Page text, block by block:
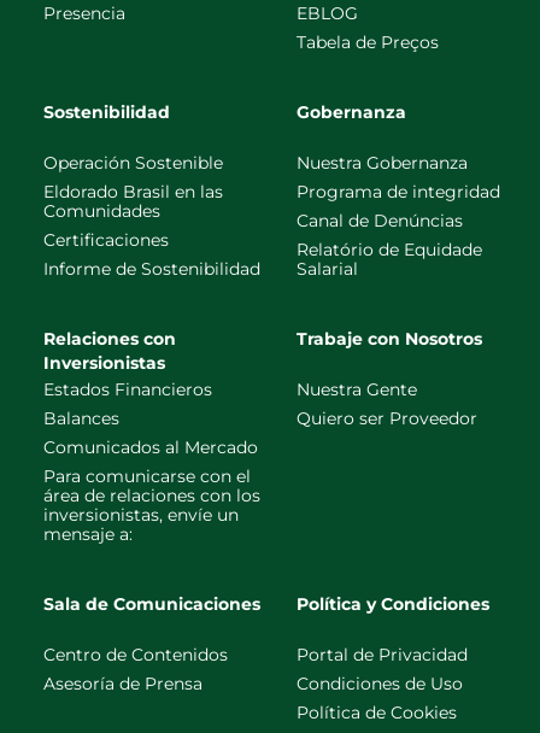
Presencia
EBLOG
Tabela de Preços
Sostenibilidad
Operación Sostenible
Eldorado Brasil en las
Comunidades
Certificaciones
Informe de Sostenibilidad
Gobernanza
Nuestra Gobernanza
Programa de integridad
Canal de Denúncias
Relatório de Equidade
Salarial
Relaciones con
Inversionistas
Estados Financieros
Balances
Comunicados al Mercado
Para comunicarse con el
área de relaciones con los
inversionistas, envíe un
mensaje a:
Trabaje con Nosotros
Nuestra Gente
Quiero ser Proveedor
Sala de Comunicaciones
Centro de Contenidos
Asesoría de Prensa
Política y Condiciones
Portal de Privacidad
Condiciones de Uso
Política de Cookies